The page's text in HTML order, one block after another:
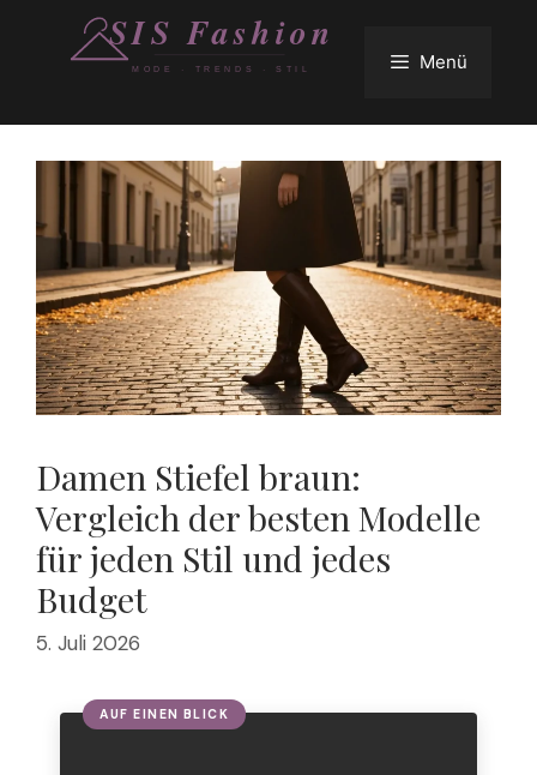
Menü
Damen Stiefel braun:
Vergleich der besten Modelle
für jeden Stil und jedes
Budget
5. Juli 2026